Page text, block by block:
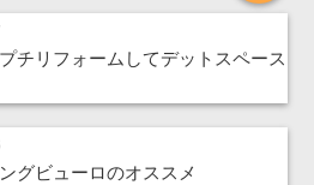
チリフォームしてデットスペース
グビューロのオススメ